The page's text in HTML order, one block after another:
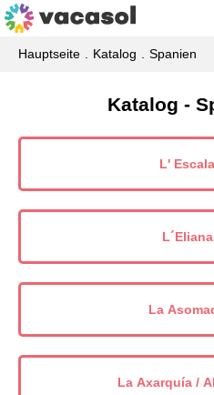
Hauptseite Katalog Spanien
Katalog -
L' Escala
L´Eliana
La
La Axarquía /